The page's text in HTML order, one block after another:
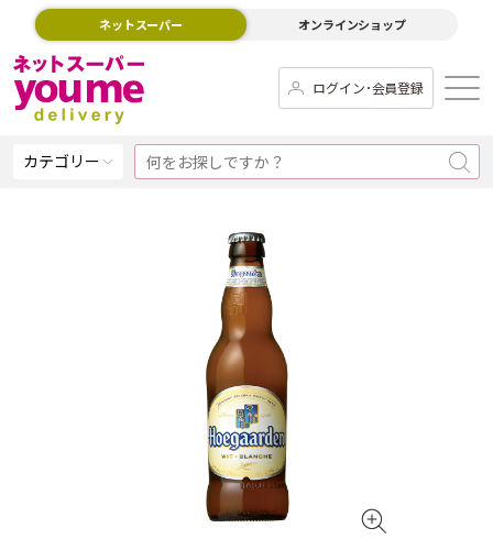
ネットスーパー オンラインショップ
ログイン･会員登録
カテゴリー